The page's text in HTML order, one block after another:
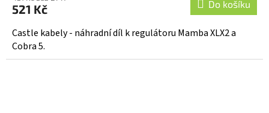
521 Kč Do košíku
Castle kabely - náhradní díl k regulátoru Mamba XLX2 a
Cobra 5.